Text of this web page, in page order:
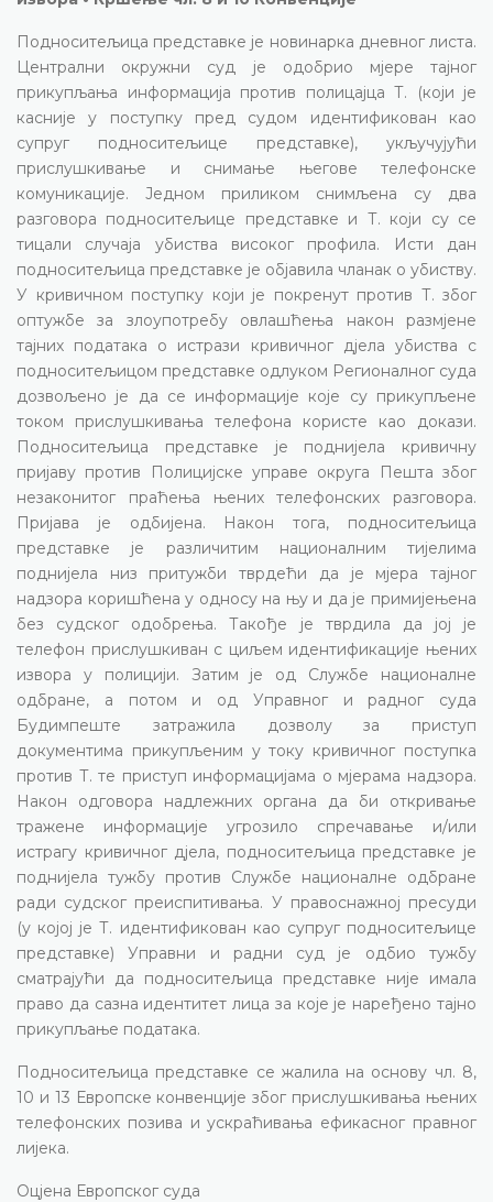
Подноситељица представке је новинарка дневног листа.
Централни окружни суд је одобрио мјере тајног
прикупљања информација против полицајца Т. (који је
касније у поступку пред судом идентификован као
супруг подноситељице представке), укључујући
прислушкивање и снимање његове телефонске
комуникације. Једном приликом снимљена су два
разговора подноситељице представке и Т. који су се
тицали случаја убиства високог профила. Исти дан
подноситељица представке је објавила чланак о убиству.
У кривичном поступку који је покренут против Т. због
оптужбе за злоупотребу овлашћења након размјене
тајних података о истрази кривичног дјела убиства с
подноситељицом представке одлуком Регионалног суда
дозвољено је да се информације које су прикупљене
током прислушкивања телефона користе као докази.
Подноситељица представке је поднијела кривичну
пријаву против Полицијске управе округа Пешта због
незаконитог праћења њених телефонских разговора.
Пријава је одбијена. Након тога, подноситељица
представке је различитим националним тијелима
поднијела низ притужби тврдећи да је мјера тајног
надзора коришћена у односу на њу и да је примијењена
без судског одобрења. Такође је тврдила да јој је
телефон прислушкиван с циљем идентификације њених
извора у полицији. Затим је од Службе националне
одбране, а потом и од Управног и радног суда
Будимпеште затражила дозволу за приступ
документима прикупљеним у току кривичног поступка
против Т. те приступ информацијама о мјерама надзора.
Након одговора надлежних органа да би откривање
тражене информације угрозило спречавање и/или
истрагу кривичног дјела, подноситељица представке је
поднијела тужбу против Службе националне одбране
ради судског преиспитивања. У правоснажној пресуди
(у којој је Т. идентификован као супруг подноситељице
представке) Управни и радни суд је одбио тужбу
сматрајући да подноситељица представке није имала
право да сазна идентитет лица за које је наређено тајно
прикупљање података.
Подноситељица представке се жалила на основу чл. 8,
10 и 13 Европске конвенције због прислушкивања њених
телефонских позива и ускраћивања ефикасног правног
лијека.
Оцјена Европског суда